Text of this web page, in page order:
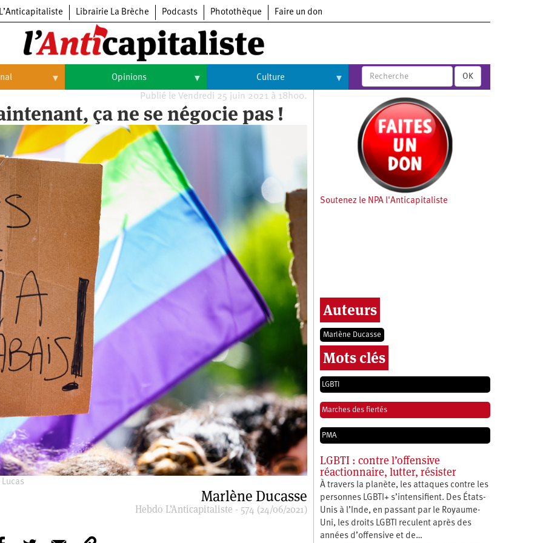
L’Anticapitaliste Librairie La Brèche Podcasts Photothèque Faire un don
Opinions
Histoire
Culture
Culture
Expositions
Musique
OK
Publié le Vendredi 25 juin 2021 à 18h00.
ça ne se négocie pas !
Marlène Ducasse
Hebdo L’Anticapitaliste - 574 (24/06/2021)
Soutenez le NPA l'Anticapitaliste
Auteurs
Marlène Ducasse
Mots clés
LGBTI
Marches des fiertés
PMA
LGBTI : contre l’offensive
réactionnaire, lutter, résister
À travers la planète, les attaques contre les
personnes LGBTI+ s’intensifient. Des États-
Unis à l’Inde, en passant par le Royaume-
Uni, les droits LGBTI reculent après des
années d’offensive et de…